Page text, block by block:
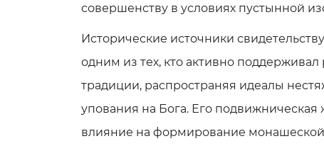
совершенству в условиях пустынной
Исторические источники
одним из тех, кто активно
традиции, распространяя идеалы
упования на Бога. Его подвижническая
влияние на формирование